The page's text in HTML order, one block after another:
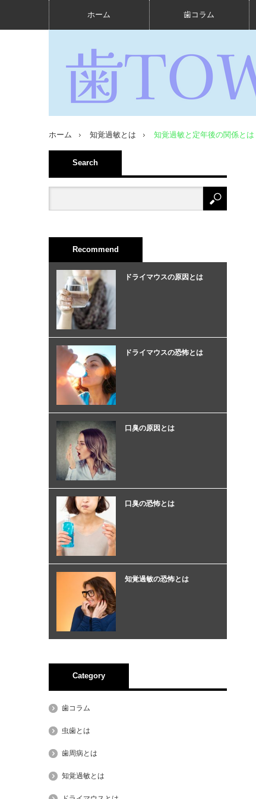
ホーム 歯コラム
ホーム 知覚過敏とは 知覚過敏と定年後の関係とは
Search
Recommend
ドライマウスの原因とは
ドライマウスの恐怖とは
口臭の原因とは
口臭の恐怖とは
知覚過敏の恐怖とは
Category
歯コラム
虫歯とは
歯周病とは
知覚過敏とは